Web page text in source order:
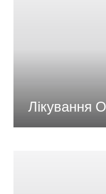
Лікування